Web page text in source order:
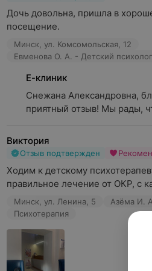
(откладывание дел);
в жизни;
и самореализации;
выступлений;
травмы;
(психологическим,
измены, разрыва
Дочь довольна, пришла в
посещение.
Минск, ул. Комсомольская, 12
Е-клиник
Снежана Александровна,
приятный отзыв! Мы рады,
Виктория
Отзыв подтвержден
Ходим к детскому
правильное лечение от ОКР, с
Минск, ул. Ленина, 5
Азёма И.
Психотерапия